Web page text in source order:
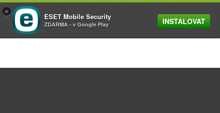
MENU
×
ESET Mobile Security
ZDARMA - v Google Play INSTALOVAT